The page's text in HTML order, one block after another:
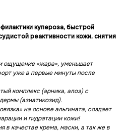
купероза, быстрой
реактивности кожи, снятия
ощущение «жара», уменьшает
уже в первые минуты после
комплекс (арника, алоэ) с
(азиатикозид).
на основе альгината, создает
и гидратации кожи!
в качестве крема, маски, а так же в